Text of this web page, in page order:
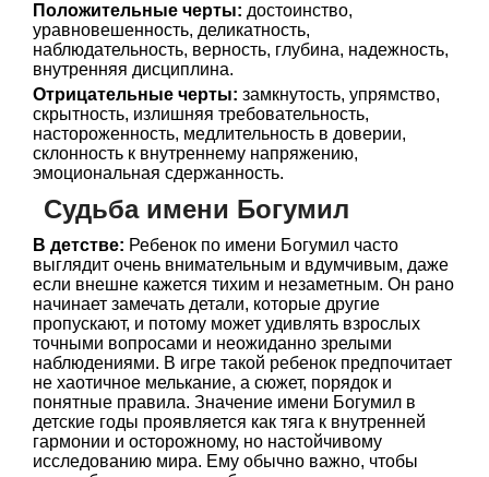
Положительные черты: достоинство,
уравновешенность, деликатность,
наблюдательность, верность, глубина, надежность,
внутренняя дисциплина.
Отрицательные черты: замкнутость, упрямство,
скрытность, излишняя требовательность,
настороженность, медлительность в доверии,
склонность к внутреннему напряжению,
эмоциональная сдержанность.
Судьба имени Богумил
В детстве: Ребенок по имени Богумил часто
выглядит очень внимательным и вдумчивым, даже
если внешне кажется тихим и незаметным. Он рано
начинает замечать детали, которые другие
пропускают, и потому может удивлять взрослых
точными вопросами и неожиданно зрелыми
наблюдениями. В игре такой ребенок предпочитает
не хаотичное мелькание, а сюжет, порядок и
понятные правила. Значение имени Богумил в
детские годы проявляется как тяга к внутренней
гармонии и осторожному, но настойчивому
исследованию мира. Ему обычно важно, чтобы